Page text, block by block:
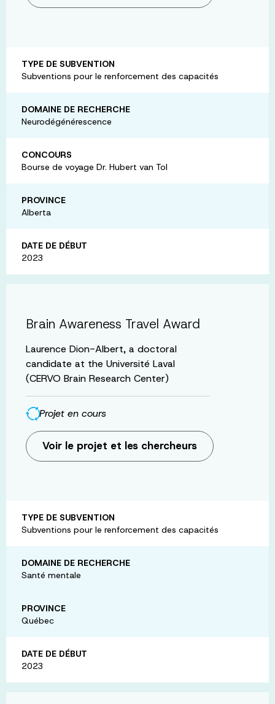
TYPE DE SUBVENTION
Subventions pour le renforcement des capacités
DOMAINE DE RECHERCHE
Neurodégénérescence
CONCOURS
Bourse de voyage Dr. Hubert van Tol
PROVINCE
Alberta
DATE DE DÉBUT
2023
Brain Awareness Travel Award
Laurence Dion-Albert, a doctoral
candidate at the Université Laval
(CERVO Brain Research Center)
Projet en cours
Voir le projet et les chercheurs
TYPE DE SUBVENTION
Subventions pour le renforcement des capacités
DOMAINE DE RECHERCHE
Santé mentale
PROVINCE
Québec
DATE DE DÉBUT
2023